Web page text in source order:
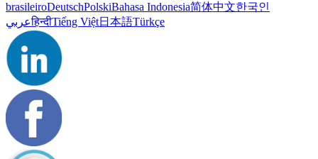
brasileiroDeutschPolskiBahasa Indonesia简体中文한국인
عربيहिन्दीTiếng Việt日本語Türkçe